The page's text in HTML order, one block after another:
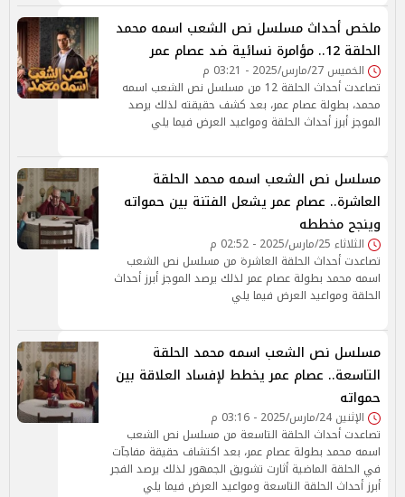
ملخص أحداث مسلسل نص الشعب اسمه محمد
الحلقة 12.. مؤامرة نسائية ضد عصام عمر
الخميس 27/مارس/2025 - 03:21 م
تصاعدت أحداث الحلقة 12 من مسلسل نص الشعب اسمه
محمد، بطولة عصام عمر، بعد كشف حقيقته لذلك يرصد
الموجز أبرز أحداث الحلقة ومواعيد العرض فيما يلي
مسلسل نص الشعب اسمه محمد الحلقة
العاشرة.. عصام عمر يشعل الفتنة بين حمواته
وينجح مخططه
الثلاثاء 25/مارس/2025 - 02:52 م
تصاعدت أحداث الحلقة العاشرة من مسلسل نص الشعب
اسمه محمد بطولة عصام عمر لذلك يرصد الموجز أبرز أحداث
الحلقة ومواعيد العرض فيما يلي
مسلسل نص الشعب اسمه محمد الحلقة
التاسعة.. عصام عمر يخطط لإفساد العلاقة بين
حمواته
الإثنين 24/مارس/2025 - 03:16 م
تصاعدت أحداث الحلقة التاسعة من مسلسل نص الشعب
اسمه محمد بطولة عصام عمر، بعد اكتشاف حقيقة مفاجآت
في الحلقة الماضية أثارت تشويق الجمهور لذلك يرصد الفجر
أبرز أحداث الحلقة التاسعة ومواعيد العرض فيما يلي